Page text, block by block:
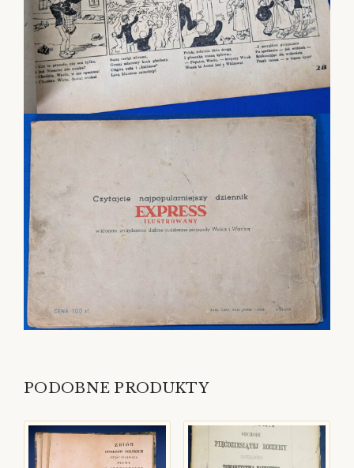
PODOBNE PRODUKTY